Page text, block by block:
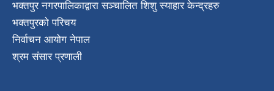
भक्तपुर नगरपालिकाद्वारा सञ्चालित शिशु स्याहार केन्द्रहरु
भक्तपुरकाे परिचय
निर्वाचन आयोग नेपाल
श्रम संसार प्रणाली